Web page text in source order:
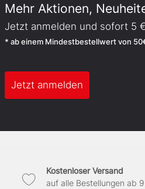
Mehr Aktionen,
Jetzt anmelden und sofort 5
* ab einem Mindestbestellwert von
Jetzt anmelden
Kostenloser Versand
auf alle Bestellungen ab